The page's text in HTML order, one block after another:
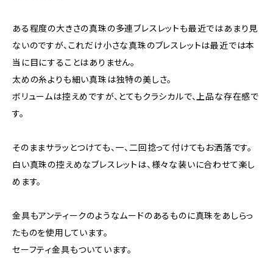
ある程度の大きさの真珠の多連ブレスレットも最近ではあまり見
ないのですが、これだけ小さな真珠のブレスレットは最近では本
当に目にすることはありません。
太めの糸よりも細い真珠は独特の美しさ。
ボリュームは控えめですが、とてもクラシカルで、上品な存在感で
す。
そのままサラッとつけても、一、二回捻って付けてもお洒落です。
白い真珠の控えめなブレスレットは、様々な装いに合わせて楽し
めます。
金具もアンティークのようなムードのあるものに真珠をあしらっ
たものを使用しています。
セーフティ金具もついています。